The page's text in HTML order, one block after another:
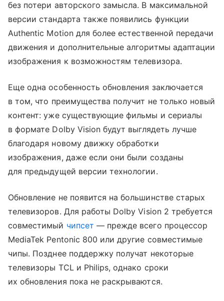
без потери авторского замысла. В максимальной
версии стандарта также появились функции
Authentic Motion для более естественной передачи
движения и дополнительные алгоритмы адаптации
изображения к возможностям телевизора.
Еще одна особенность обновления заключается
в том, что преимущества получит не только новый
контент: уже существующие фильмы и сериалы
в формате Dolby Vision будут выглядеть лучше
благодаря новому движку обработки
изображения, даже если они были созданы
для предыдущей версии технологии.
Обновление не появится на большинстве старых
телевизоров. Для работы Dolby Vision 2 требуется
совместимый чипсет — прежде всего процессор
MediaTek Pentonic 800 или другие совместимые
чипы. Позднее поддержку получат некоторые
телевизоры TCL и Philips, однако сроки
их обновления пока не раскрываются.